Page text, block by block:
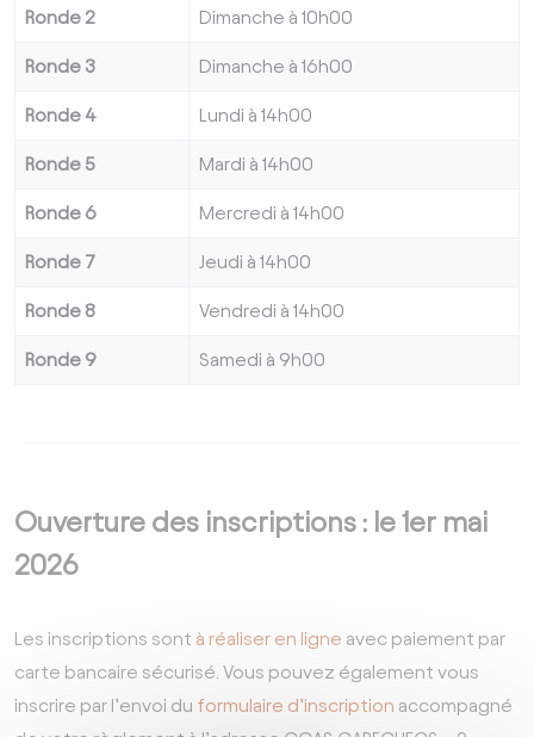
Ronde 2 Dimanche à 10h00
Ronde 3 Dimanche à 16h00
Ronde 4 Lundi à 14h00
Ronde 5 Mardi à 14h00
Ronde 6 Mercredi à 14h00
Ronde 7 Jeudi à 14h00
Ronde 8 Vendredi à 14h00
Ronde 9 Samedi à 9h00
Ouverture des inscriptions : le 1er mai
2026
Les inscriptions sont à réaliser en ligne avec paiement par
carte bancaire sécurisé. Vous pouvez également vous
inscrire par l’envoi du formulaire d’inscription accompagné